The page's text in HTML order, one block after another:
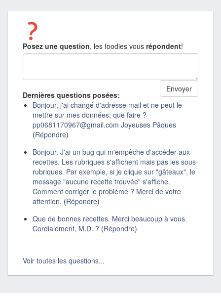
Posez une question, les foodies vous répondent!
Dernières questions posées:
Bonjour, j'ai changé d'adresse mail et ne peut le
mettre sur mes données; que faire ?
pp0681170967@gmail.com Joyeuses Pâques
(Répondre)
Bonjour. J'ai un bug qui m'empêche d'accéder aux
recettes. Les rubriques s'affichent mais pas les sous-
rubriques. Par exemple, si je clique sur "gâteaux", le
message "aucune recette trouvée" s'affiche.
Comment corriger le problème ? Merci de votre
attention. (Répondre)
Que de bonnes recettes. Merci beaucoup à vous.
Cordialement, M.D. ? (Répondre)
Voir toutes les questions...